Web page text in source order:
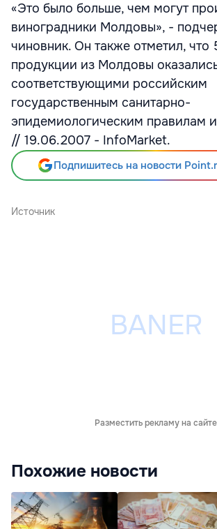
«Это было больше, чем могут
виноградники Молдовы», -
чиновник. Он также отметил, что
продукции из Молдовы
соответствующими российским
государственным санитарно-
эпидемиологическим правилам
// 19.06.2007 - InfoMarket.
Подпишитесь на новости
Источник
Разместить рекламу на сайте
Похожие новости